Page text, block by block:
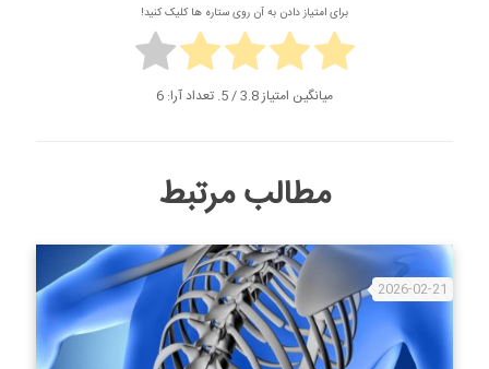
برای امتیاز دادن به آن روی ستاره ها کلیک کنید!
میانگین امتیاز3.8/ 5. تعداد آرا: 6
مطالب مرتبط
2026-02-21